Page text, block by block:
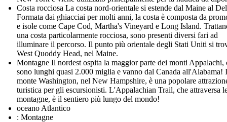
Costa rocciosa La costa nord-orientale si estende dal Maine al
Formata dai ghiacciai per molti anni, la costa è composta da
e isole come Cape Cod, Martha's Vineyard e Long Island.
una costa particolarmente rocciosa, sono presenti diversi fari ad
illuminare il percorso. Il punto più orientale degli Stati Uniti si
West Quoddy Head, nel Maine.
Montagne Il nordest ospita la maggior parte dei monti Appalachi,
sono lunghi quasi 2.000 miglia e vanno dal Canada all'Alabama!
monte Washington, nel New Hampshire, è una popolare
turistica per gli escursionisti. L'Appalachian Trail, che attraversa
montagne, è il sentiero più lungo del mondo!
oceano Atlantico
: Montagne